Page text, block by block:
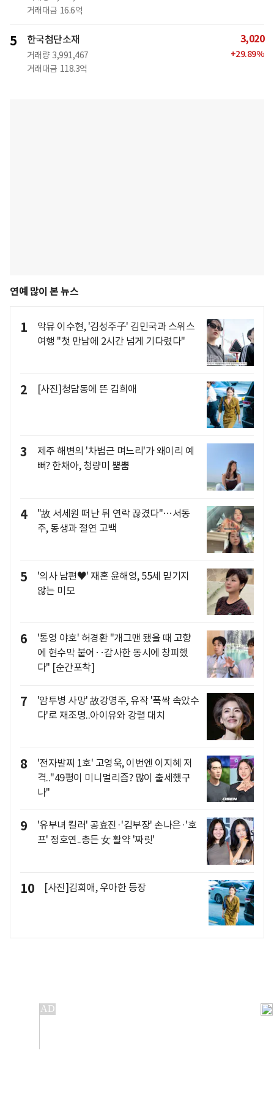
거래대금 16.6억
5 한국첨단소재
거래량 3,991,467
거래대금 118.3억
3,020
+29.89%
연예 많이 본 뉴스
1
악뮤 이수현, '김성주子' 김민국과 스위스
여행 "첫 만남에 2시간 넘게 기다렸다"
2 [사진]청담동에 뜬 김희애
3
제주 해변의 '차범근 며느리'가 왜이리 예
뻐? 한채아, 청량미 뿜뿜
4
"故 서세원 떠난 뒤 연락 끊겼다"…서동
주, 동생과 절연 고백
5
'의사 남편♥' 재혼 윤해영, 55세 믿기지
않는 미모
6
'통영 야호' 허경환 "개그맨 됐을 때 고향
에 현수막 붙어‥감사한 동시에 창피했
다" [순간포착]
7
'암투병 사망' 故강명주, 유작 '폭싹 속았수
다'로 재조명..아이유와 강렬 대치
8
'전자발찌 1호' 고영욱, 이번엔 이지혜 저
격.."49평이 미니멀리즘? 많이 출세했구
나"
9
'유부녀 킬러' 공효진·'김부장' 손나은·'호
프' 정호연..총든 女 활약 '짜릿'
10 [사진]김희애, 우아한 등장